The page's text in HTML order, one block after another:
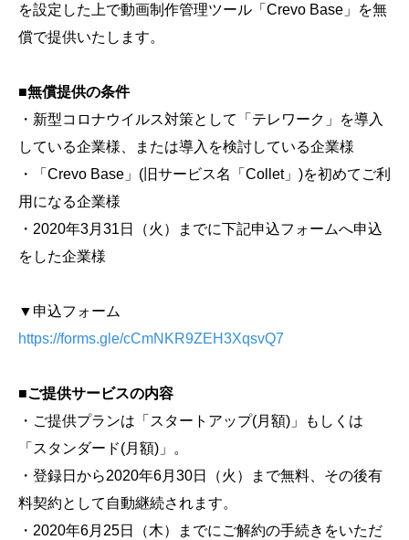
を設定した上で動画制作管理ツール「Crevo Base」を無
償で提供いたします。
■無償提供の条件
・新型コロナウイルス対策として「テレワーク」を導入
している企業様、または導入を検討している企業様
・「Crevo Base」(旧サービス名「Collet」)を初めてご利
用になる企業様
・2020年3月31日（火）までに下記申込フォームへ申込
をした企業様
▼申込フォーム
https://forms.gle/cCmNKR9ZEH3XqsvQ7
■ご提供サービスの内容
・ご提供プランは「スタートアップ(月額)」もしくは
「スタンダード(月額)」。
・登録日から2020年6月30日（火）まで無料、その後有
料契約として自動継続されます。
・2020年6月25日（木）までにご解約の手続きをいただ